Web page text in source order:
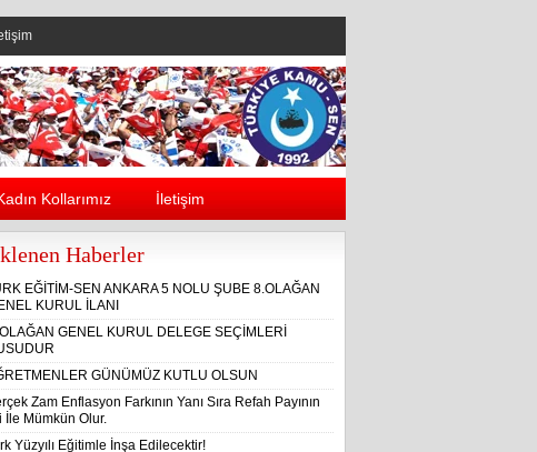
Kollarımız İletişim
Haberler
EĞİTİM-SEN ANKARA 5 NOLU ŞUBE 8.OLAĞAN
KURUL İLANI
GENEL KURUL DELEGE SEÇİMLERİ
GÜNÜMÜZ KUTLU OLSUN
Zam Enflasyon Farkının Yanı Sıra Refah Payının
İle Mümkün Olur.
Yüzyılı Eğitimle İnşa Edilecektir!